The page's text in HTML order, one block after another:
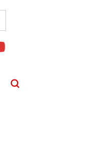
fab
fa-